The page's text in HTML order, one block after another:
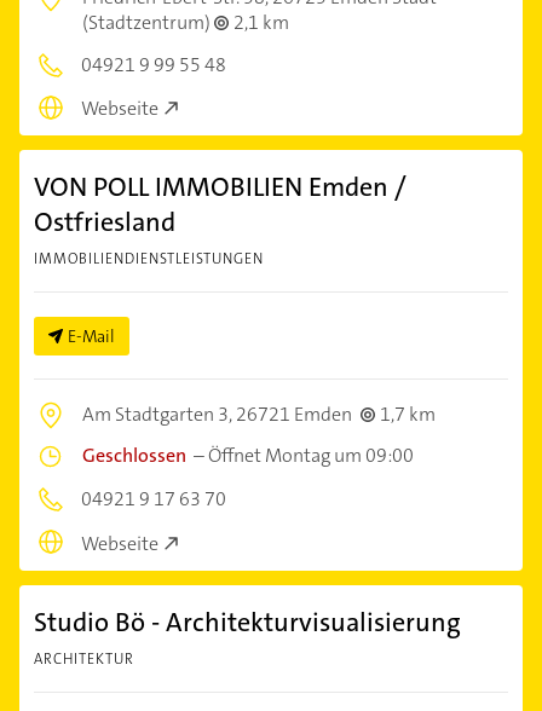
(Stadtzentrum)
2,1 km
04921 9 99 55 48
Webseite
VON POLL IMMOBILIEN Emden /
Ostfriesland
IMMOBILIENDIENSTLEISTUNGEN
E-Mail
Am Stadtgarten 3,26721 Emden
1,7 km
Geschlossen –Öffnet Montag um 09:00
04921 9 17 63 70
Webseite
Studio Bö - Architekturvisualisierung
ARCHITEKTUR